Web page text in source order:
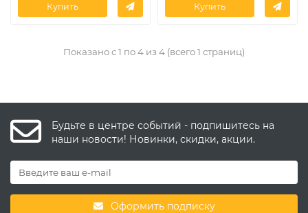
Купить Купить
Показано с 1 по 4 из 4 (всего 1 страниц)
Будьте в центре событий - подпишитесь на
наши новости! Новинки, скидки, акции.
Оформить подписку